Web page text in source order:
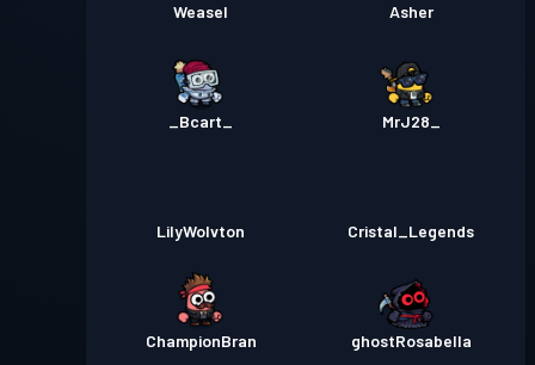
Weasel Asher
_Bcart_ MrJ28_
LilyWolvton Cristal_Legends
ChampionBran ghostRosabella